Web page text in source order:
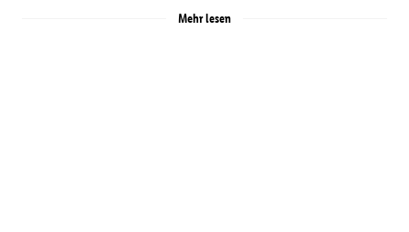
Mehr lesen